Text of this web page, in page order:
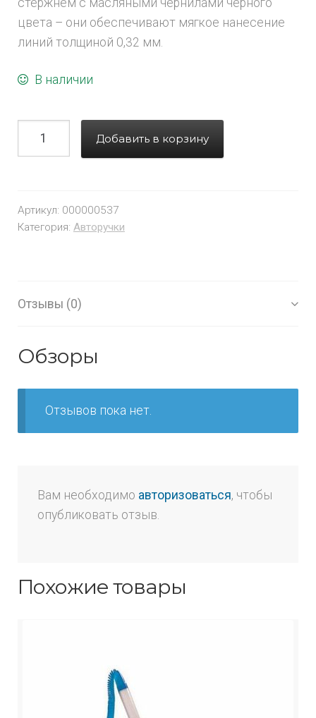
стержнем с масляными чернилами черного
цвета – они обеспечивают мягкое нанесение
линий толщиной 0,32 мм.
В наличии
Добавить в корзину
Артикул: 000000537
Категория: Авторучки
Отзывы (0)
Обзоры
Отзывов пока нет.
Вам необходимо авторизоваться, чтобы
опубликовать отзыв.
Похожие товары